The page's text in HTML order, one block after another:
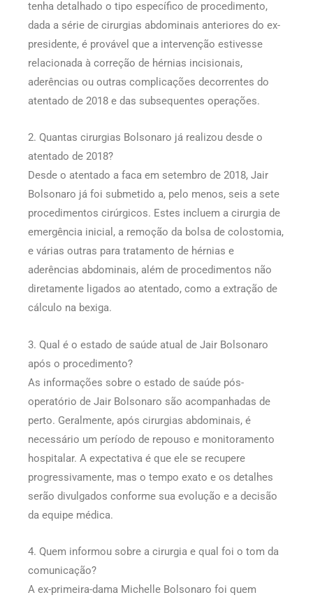
tenha detalhado o tipo específico de procedimento,
dada a série de cirurgias abdominais anteriores do ex-
presidente, é provável que a intervenção estivesse
relacionada à correção de hérnias incisionais,
aderências ou outras complicações decorrentes do
atentado de 2018 e das subsequentes operações.
2. Quantas cirurgias Bolsonaro já realizou desde o
atentado de 2018?
Desde o atentado a faca em setembro de 2018, Jair
Bolsonaro já foi submetido a, pelo menos, seis a sete
procedimentos cirúrgicos. Estes incluem a cirurgia de
emergência inicial, a remoção da bolsa de colostomia,
e várias outras para tratamento de hérnias e
aderências abdominais, além de procedimentos não
diretamente ligados ao atentado, como a extração de
cálculo na bexiga.
3. Qual é o estado de saúde atual de Jair Bolsonaro
após o procedimento?
As informações sobre o estado de saúde pós-
operatório de Jair Bolsonaro são acompanhadas de
perto. Geralmente, após cirurgias abdominais, é
necessário um período de repouso e monitoramento
hospitalar. A expectativa é que ele se recupere
progressivamente, mas o tempo exato e os detalhes
serão divulgados conforme sua evolução e a decisão
da equipe médica.
4. Quem informou sobre a cirurgia e qual foi o tom da
comunicação?
A ex-primeira-dama Michelle Bolsonaro foi quem